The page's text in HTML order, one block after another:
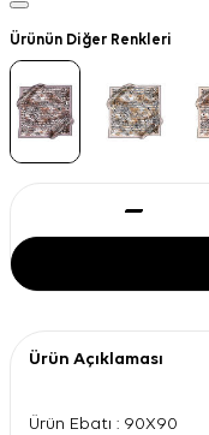
Ürünün Diğer Renkleri
Ürün Açıklaması
Ürün Ebatı : 90X90